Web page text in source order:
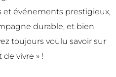
et événements prestigieux,
durable, et bien
toujours voulu savoir sur
vivre » !